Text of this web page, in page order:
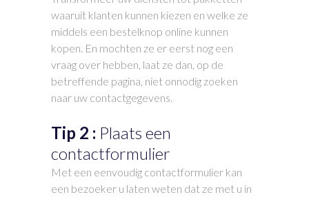
waaruit klanten kunnen kiezen en welke ze
middels een bestelknop online kunnen
kopen. En mochten ze er eerst nog een
vraag over hebben, laat ze dan, op de
betreffende pagina, niet onnodig zoeken
naar uw contactgegevens.
Tip 2 : Plaats een
contactformulier
Met een eenvoudig contactformulier kan
een bezoeker u laten weten dat ze met u in